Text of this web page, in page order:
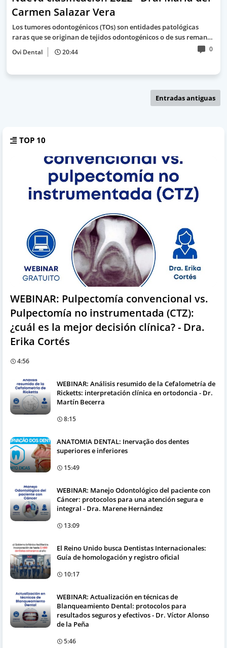
Carmen Salazar Vera
Los tumores odontogénicos (TOs) son entidades patológicas
raras que se originan de tejidos odontogénicos o de sus reman…
Ovi Dental 20:44 0
Entradas antiguas
TOP 10
WEBINAR: Pulpectomía convencional vs.
Pulpectomía no instrumentada (CTZ):
¿cuál es la mejor decisión clínica? - Dra.
Erika Cortés
4:56
WEBINAR: Análisis resumido de la Cefalometría de
Ricketts: interpretación clínica en ortodoncia - Dr.
Martín Becerra
8:15
ANATOMIA DENTAL: Inervação dos dentes
superiores e inferiores
15:49
WEBINAR: Manejo Odontológico del paciente con
Cáncer: protocolos para una atención segura e
integral - Dra. Marene Hernández
13:09
El Reino Unido busca Dentistas Internacionales:
Guía de homologación y registro oficial
10:17
WEBINAR: Actualización en técnicas de
Blanqueamiento Dental: protocolos para
resultados seguros y efectivos - Dr. Víctor Alonso
de la Peña
5:46